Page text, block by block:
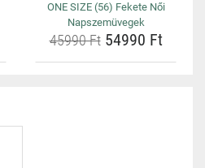
ONE SIZE (56) Fekete Női
Napszemüvegek
45990 Ft54990 Ft